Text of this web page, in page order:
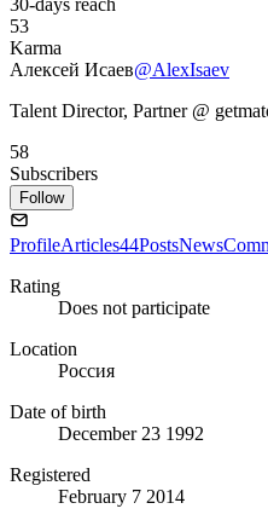
30-days reach
53
Karma
Алексей Исаев@AlexIsaev
Talent Director, Partner @
58
Subscribers
Follow
ProfileArticles44PostsNews
Rating
Does not participate
Location
Россия
Date of birth
December 23 1992
Registered
February 7 2014